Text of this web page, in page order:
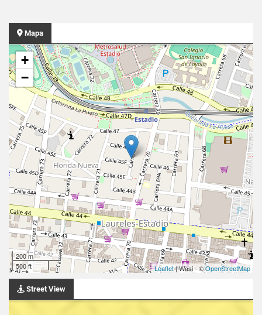
Mapa
+
−
200 m
500 ft
Leaflet| Wasi - ©OpenStreetMap
Street View